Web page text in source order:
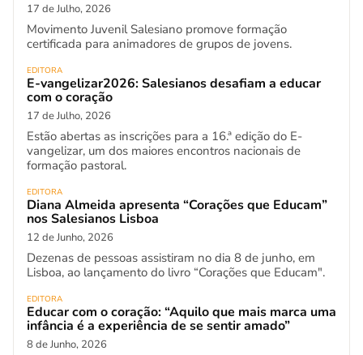
17 de Julho, 2026
Movimento Juvenil Salesiano promove formação
certificada para animadores de grupos de jovens.
EDITORA
E-vangelizar2026: Salesianos desafiam a educar
com o coração
17 de Julho, 2026
Estão abertas as inscrições para a 16.ª edição do E-
vangelizar, um dos maiores encontros nacionais de
formação pastoral.
EDITORA
Diana Almeida apresenta “Corações que Educam”
nos Salesianos Lisboa
12 de Junho, 2026
Dezenas de pessoas assistiram no dia 8 de junho, em
Lisboa, ao lançamento do livro “Corações que Educam".
EDITORA
Educar com o coração: “Aquilo que mais marca uma
infância é a experiência de se sentir amado”
8 de Junho, 2026